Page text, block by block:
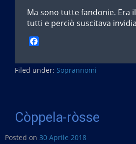
Ma sono tutte fandonie. Era
tutti e perciò suscitava
c
e
Filed under: Soprannomi
Còppela-ròsse
Posted on 30 Aprile 2018